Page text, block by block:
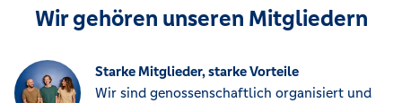
Wir gehören unseren Mitgliedern
Starke Mitglieder, starke Vorteile
Wir sind genossenschaftlich organisiert und